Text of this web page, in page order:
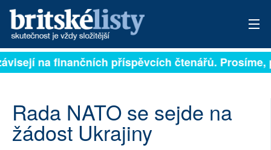
PŘIHLÁSIT
ARCHIV
na finančních příspěvcích čtenářů. Prosíme,
Rada NATO se sejde na
žádost Ukrajiny